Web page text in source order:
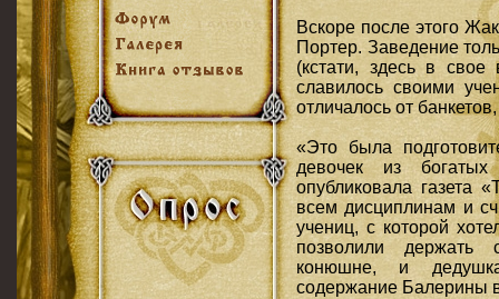
Вскоре после этого
Портер. Заведение
(кстати, здесь в
славилось своими
отличалось от
«Это была
девочек из
опубликовала газета
всем дисциплинам и
учениц, с которой
позволили держать
конюшне, и
содержание Балерины